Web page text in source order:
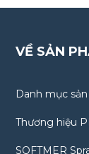
VỀ SẢN
Danh mục
Thương hiệu
SOFTMER